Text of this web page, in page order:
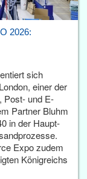
2026:
sich
einer der
Post- und E-
Partner Bluhm
in der Haupt­
Expo zudem
Königreichs